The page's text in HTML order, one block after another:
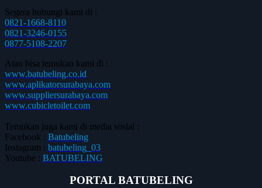
Segera hubungi kami di :
0821-1668-8110
0821-3246-0155
0877-5108-2207
Atau bisa temukan kami di :
www.batubeling.co.id
www.aplikatorsurabaya.com
www.suppliersurabaya.com
www.cubicletoilet.com
Temukan juga kami di media sosial :
Facebook : Batubeling
Instagram : batubeling_03
Youtube : BATUBELING
PORTAL BATUBELING